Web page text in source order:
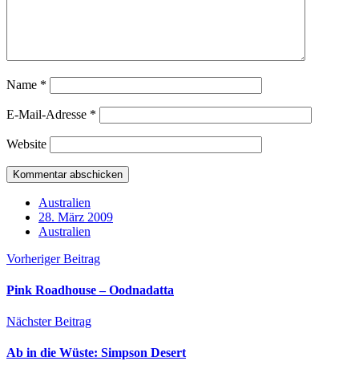
Name *
E-Mail-Adresse *
Website
Australien
28. März 2009
Australien
Vorheriger Beitrag
Pink Roadhouse – Oodnadatta
Nächster Beitrag
Ab in die Wüste: Simpson Desert